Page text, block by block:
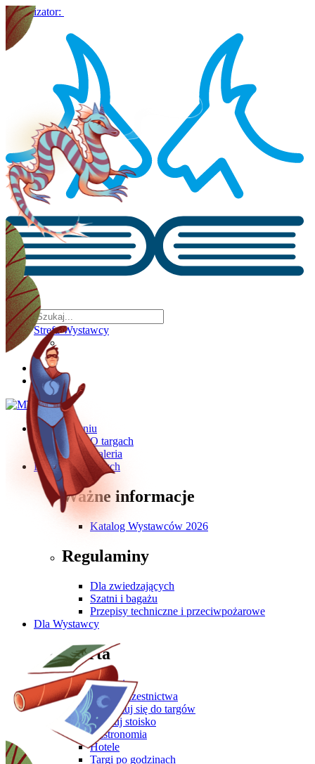
Organizator:
Strefa Wystawcy
O wydarzeniu
O targach
Galeria
Dla Zwiedzających
Ważne informacje
Katalog Wystawców 2026
Regulaminy
Dla zwiedzających
Szatni i bagażu
Przepisy techniczne i przeciwpożarowe
Dla Wystawcy
Oferta
Zgłoś się
Oferta uczestnictwa
Przygotuj się do targów
Zbuduj stoisko
Gastronomia
Hotele
Targi po godzinach